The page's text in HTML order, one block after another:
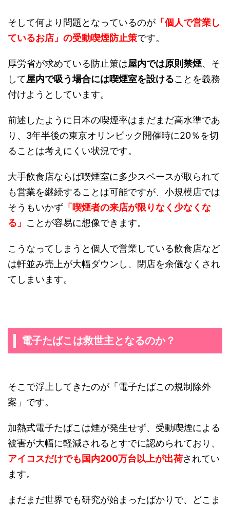
そして何より問題となっているのが 「個人で営業し
ているお店」の受動喫煙防止策です。
厚労省が求めている防止策は屋内では原則禁煙、そ
して屋内で吸う場合には喫煙室を設けることを義務
付けようとしています。
前述したように日本の喫煙率はまだまだ高水準であ
り、3年半後の東京オリンピック開催時に20％を切
ることは考えにくい状況です。
大手飲食店ならば喫煙室に多少スペースが取られて
も営業を継続することは可能ですが、小規模店では
そうもいかず 「喫煙者の来店が限りなく少なくな
る」 ことが容易に想像できます。
こうなってしまうと個人で営業している飲食店など
は軒並み売上が大幅ダウンし、閉店を余儀なくされ
てしまいます。
電子たばこは救世主となるのか？
そこで浮上してきたのが「電子たばこの規制除外
案」です。
加熱式電子たばこは煙が発生せず、受動喫煙による
被害が大幅に軽減されるとすでに認められており、
アイコスだけでも国内200万台以上が出荷されてい
ます。
まだまだ世界でも研究が始まったばかりで、どこま